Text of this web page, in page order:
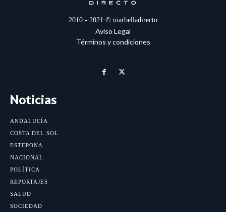
2010 - 2021 © marbelladirecto
Aviso Legal
Términos y condiciones
Noticias
ANDALUCÍA
COSTA DEL SOL
ESTEPONA
NACIONAL
POLÍTICA
REPORTAJES
SALUD
SOCIEDAD